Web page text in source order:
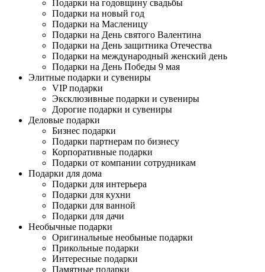
Подарки на годовщину свадьбы
Подарки на новый год
Подарки на Масленицу
Подарки на День святого Валентина
Подарки на День защитника Отечества
Подарки на международный женский день
Подарки на День Победы 9 мая
Элитные подарки и сувениры
VIP подарки
Эксклюзивные подарки и сувениры
Дорогие подарки и сувениры
Деловые подарки
Бизнес подарки
Подарки партнерам по бизнесу
Корпоративные подарки
Подарки от компании сотрудникам
Подарки для дома
Подарки для интерьера
Подарки для кухни
Подарки для ванной
Подарки для дачи
Необычные подарки
Оригинальные необыные подарки
Прикольные подарки
Интересные подарки
Памятные подарки